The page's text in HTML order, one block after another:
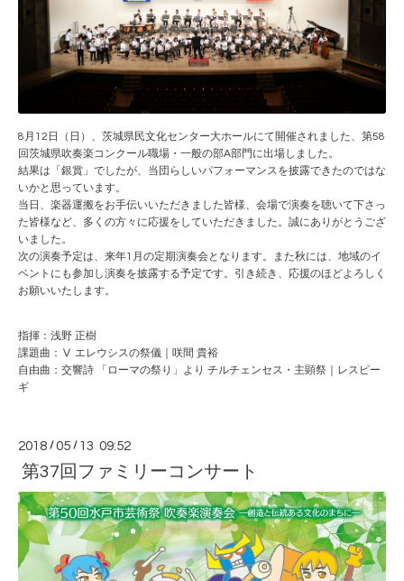
8月12日（日）、茨城県民文化センター大ホールにて開催されました、第58
回茨城県吹奏楽コンクール職場・一般の部A部門に出場しました。
結果は「銀賞」でしたが、当団らしいパフォーマンスを披露できたのではな
いかと思っています。
当日、楽器運搬をお手伝いいただきました皆様、会場で演奏を聴いて下さっ
た皆様など、多くの方々に応援をしていただきました。誠にありがとうござ
いました。
次の演奏予定は、来年1月の定期演奏会となります。また秋には、地域のイ
ベントにも参加し演奏を披露する予定です。引き続き、応援のほどよろしく
お願いいたします。
指揮：浅野 正樹
課題曲：Ⅴ エレウシスの祭儀｜咲間 貴裕
自由曲：交響詩 「ローマの祭り」より チルチェンセス・主顕祭｜レスピー
ギ
2018 /05 / 13 09:52
第37回ファミリーコンサート